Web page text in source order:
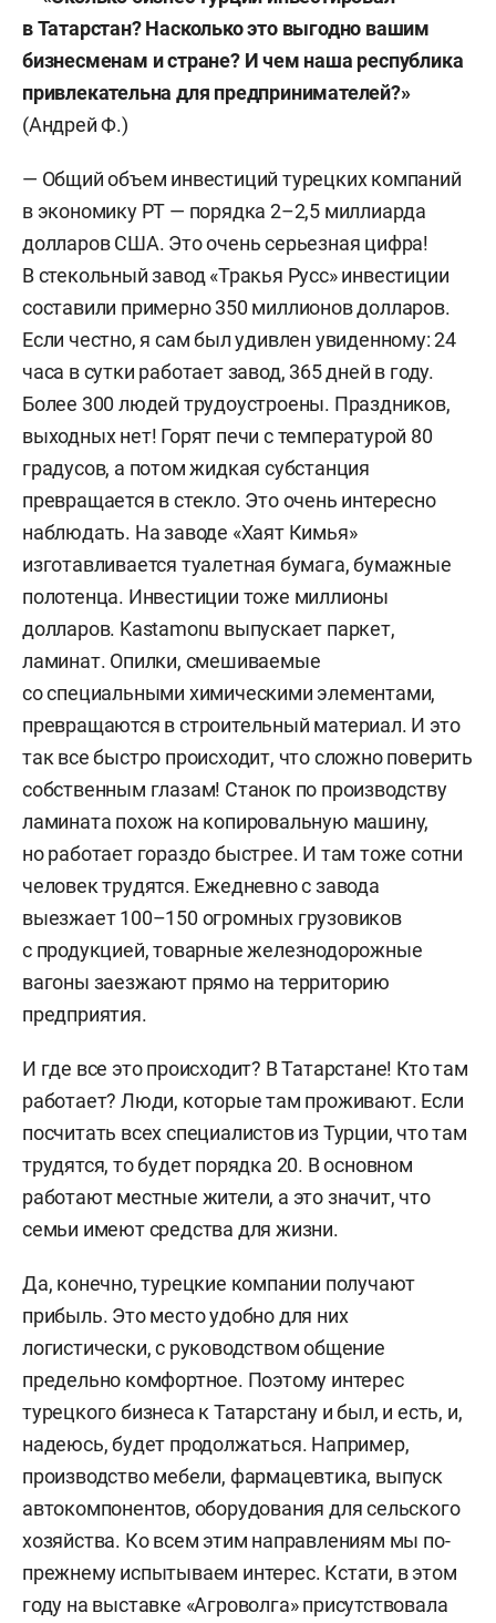
в Татарстан? Насколько это выгодно вашим
бизнесменам и стране? И чем наша республика
привлекательна для предпринимателей?»
(Андрей Ф.)
— Общий объем инвестиций турецких компаний
в экономику РТ — порядка 2–2,5 миллиарда
долларов США. Это очень серьезная цифра!
В стекольный завод «Тракья Русс» инвестиции
составили примерно 350 миллионов долларов.
Если честно, я сам был удивлен увиденному: 24
часа в сутки работает завод, 365 дней в году.
Более 300 людей трудоустроены. Праздников,
выходных нет! Горят печи с температурой 80
градусов, а потом жидкая субстанция
превращается в стекло. Это очень интересно
наблюдать. На заводе «Хаят Кимья»
изготавливается туалетная бумага, бумажные
полотенца. Инвестиции тоже миллионы
долларов. Kastamonu выпускает паркет,
ламинат. Опилки, смешиваемые
со специальными химическими элементами,
превращаются в строительный материал. И это
так все быстро происходит, что сложно поверить
собственным глазам! Станок по производству
ламината похож на копировальную машину,
но работает гораздо быстрее. И там тоже сотни
человек трудятся. Ежедневно с завода
выезжает 100–150 огромных грузовиков
с продукцией, товарные железнодорожные
вагоны заезжают прямо на территорию
предприятия.
И где все это происходит? В Татарстане! Кто там
работает? Люди, которые там проживают. Если
посчитать всех специалистов из Турции, что там
трудятся, то будет порядка 20. В основном
работают местные жители, а это значит, что
семьи имеют средства для жизни.
Да, конечно, турецкие компании получают
прибыль. Это место удобно для них
логистически, с руководством общение
предельно комфортное. Поэтому интерес
турецкого бизнеса к Татарстану и был, и есть, и,
надеюсь, будет продолжаться. Например,
производство мебели, фармацевтика, выпуск
автокомпонентов, оборудования для сельского
хозяйства. Ко всем этим направлениям мы по-
прежнему испытываем интерес. Кстати, в этом
году на выставке «Агроволга» присутствовала